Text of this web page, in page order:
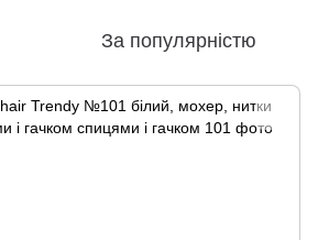
За популярністю